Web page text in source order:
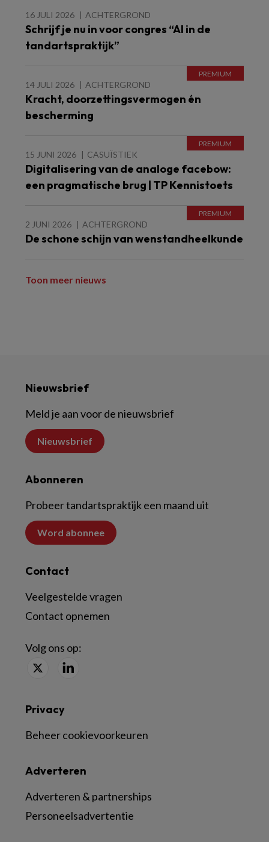
16 JULI 2026 ACHTERGROND
Schrijf je nu in voor congres “AI in de
tandartspraktijk”
14 JULI 2026 ACHTERGROND
Kracht, doorzettingsvermogen én
bescherming
15 JUNI 2026 CASUÏSTIEK
Digitalisering van de analoge facebow:
een pragmatische brug | TP Kennistoets
2 JUNI 2026 ACHTERGROND
De schone schijn van wenstandheelkunde
Toon meer nieuws
Nieuwsbrief
Meld je aan voor de nieuwsbrief
Nieuwsbrief
Abonneren
Probeer tandartspraktijk een maand uit
Word abonnee
Contact
Veelgestelde vragen
Contact opnemen
Volg ons op:
Adverteren
Adverteren & partnerships
Personeelsadvertentie
Privacy
Beheer cookievoorkeuren